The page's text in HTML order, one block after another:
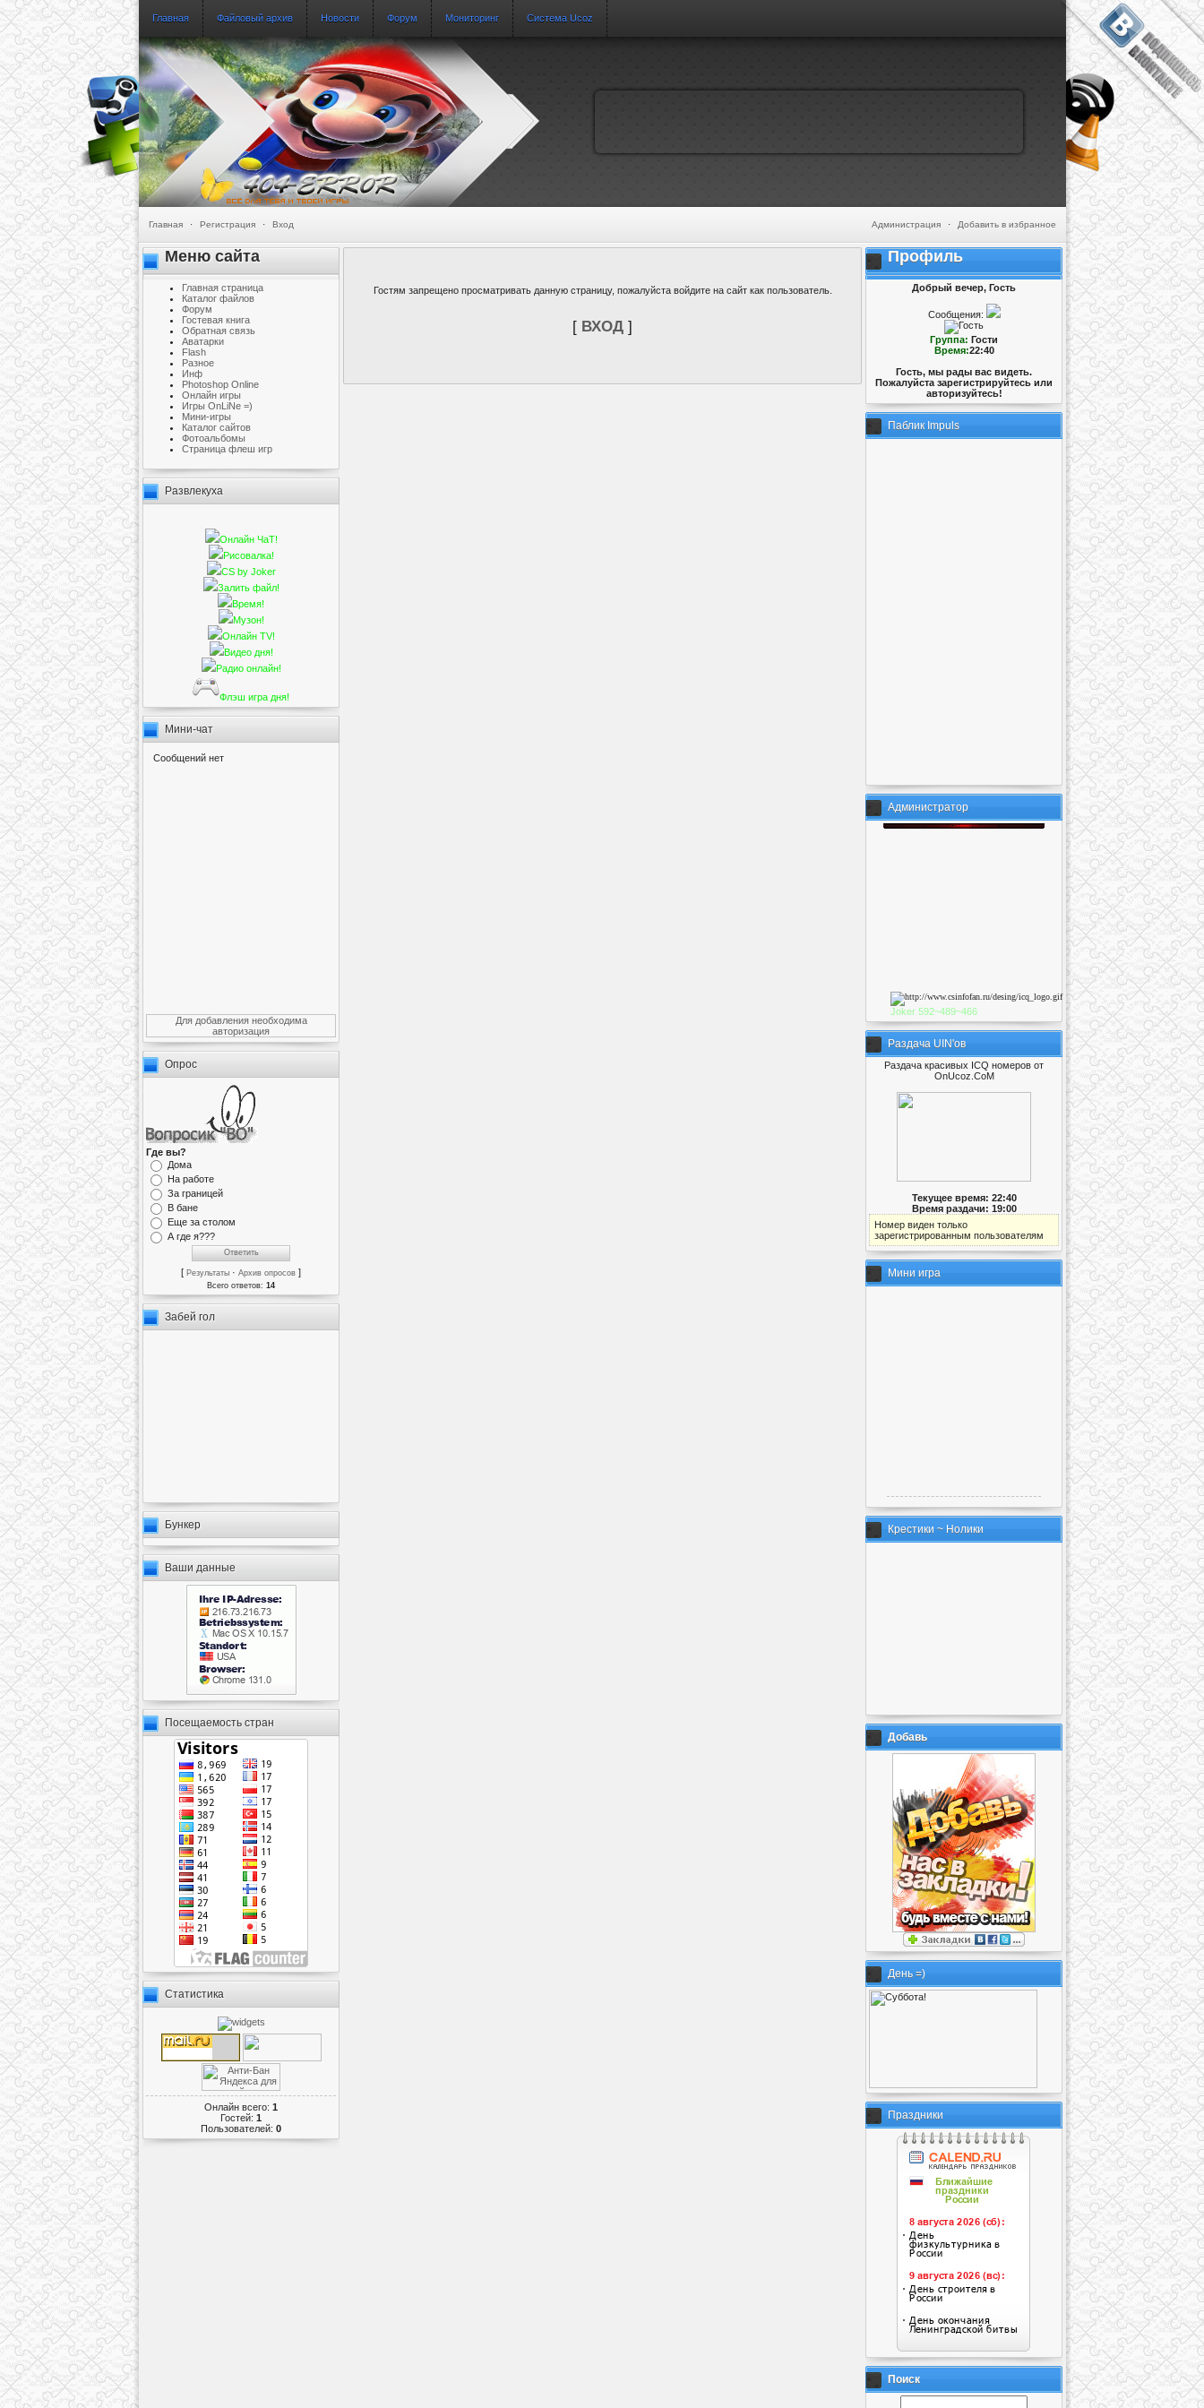
Главная Файловый архив Новости Форум Мониторинг Система Ucoz
Главная · Регистрация · Вход Администрация · Добавить в избранное
Меню сайта
Главная страница
Каталог файлов
Форум
Гостевая книга
Обратная связь
Аватарки
Flash
Разное
Инф
Photoshop Online
Онлайн игры
Игры OnLiNe =)
Мини-игры
Каталог сайтов
Фотоальбомы
Cтраница флеш игр
Развлекуха
Онлайн ЧаТ!
Рисовалка!
CS by Joker
Залить файл!
Время!
Музон!
Онлайн TV!
Видео дня!
Радио онлайн!
Флэш игра дня!
Мини-чат
Для добавления необходима
авторизация
Опрос
Где вы?
Дома
На работе
За границей
В бане
Еще за столом
А где я???
[ Результаты · Архив опросов ]
Всего ответов: 14
Забей гол
Бункер
Ваши данные
Посещаемость стран
Статистика
Онлайн всего: 1
Гостей: 1
Пользователей: 0
Гостям запрещено просматривать данную страницу, пожалуйста войдите на сайт как пользователь.
[ ВХОД ]
Профиль
Добрый вечер, Гость
Сообщения:
Группа: Гости
Время:22:40
Гость, мы рады вас видеть.
Пожалуйста зарегистрируйтесь или
авторизуйтесь!
Паблик Impuls
Администратор
Joker 592~489~466
Раздача UIN'ов
Раздача красивых ICQ номеров от
OnUcoz.CoM
Текущее время: 22:40
Время раздачи: 19:00
Номер виден только
зарегистрированным пользователям
Мини игра
Крестики ~ Нолики
Добавь
День =)
Праздники
Поиск